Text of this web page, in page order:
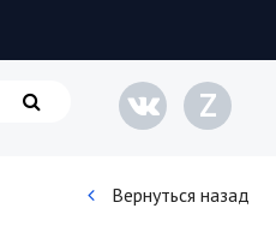
Z
Вернуться назад